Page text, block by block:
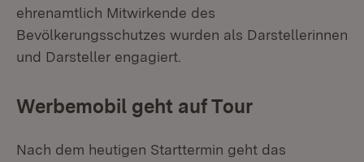
ehrenamtlich Mitwirkende des
Bevölkerungsschutzes wurden als Darstellerinnen
und Darsteller engagiert.
Werbemobil geht auf Tour
Nach dem heutigen Starttermin geht das